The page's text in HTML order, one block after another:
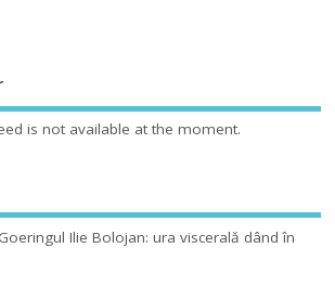
is not available at the moment.
Ilie Bolojan: ura viscerală dând în